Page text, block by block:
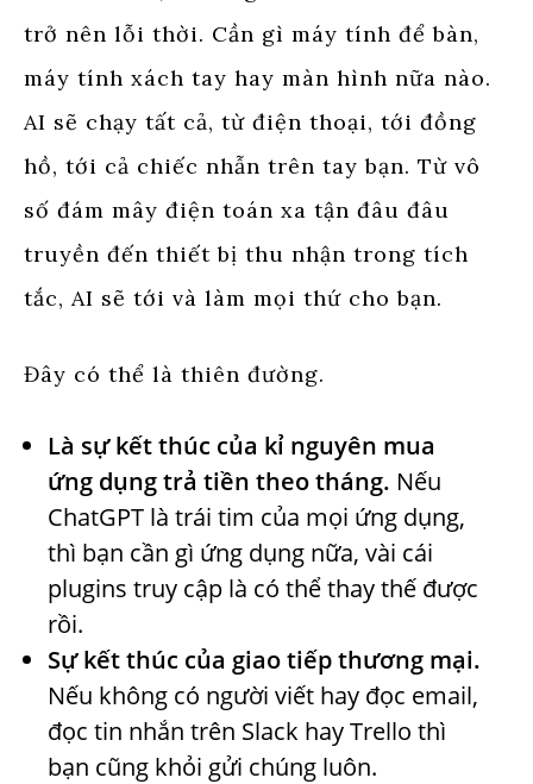
trở nên lỗi thời. Cần gì máy tính để bàn,
máy tính xách tay hay màn hình nữa nào.
AI sẽ chạy tất cả, từ điện thoại, tới đồng
hồ, tới cả chiếc nhẫn trên tay bạn. Từ vô
số đám mây điện toán xa tận đâu đâu
truyền đến thiết bị thu nhận trong tích
tắc, AI sẽ tới và làm mọi thứ cho bạn.
Đây có thể là thiên đường.
Là sự kết thúc của kỉ nguyên mua
ứng dụng trả tiền theo tháng. Nếu
ChatGPT là trái tim của mọi ứng dụng,
thì bạn cần gì ứng dụng nữa, vài cái
plugins truy cập là có thể thay thế được
rồi.
Sự kết thúc của giao tiếp thương mại.
Nếu không có người viết hay đọc email,
đọc tin nhắn trên Slack hay Trello thì
bạn cũng khỏi gửi chúng luôn.